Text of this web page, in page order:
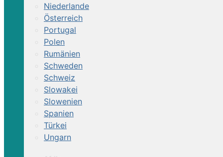
Niederlande
Österreich
Portugal
Polen
Rumänien
Schweden
Schweiz
Slowakei
Slowenien
Spanien
Türkei
Ungarn